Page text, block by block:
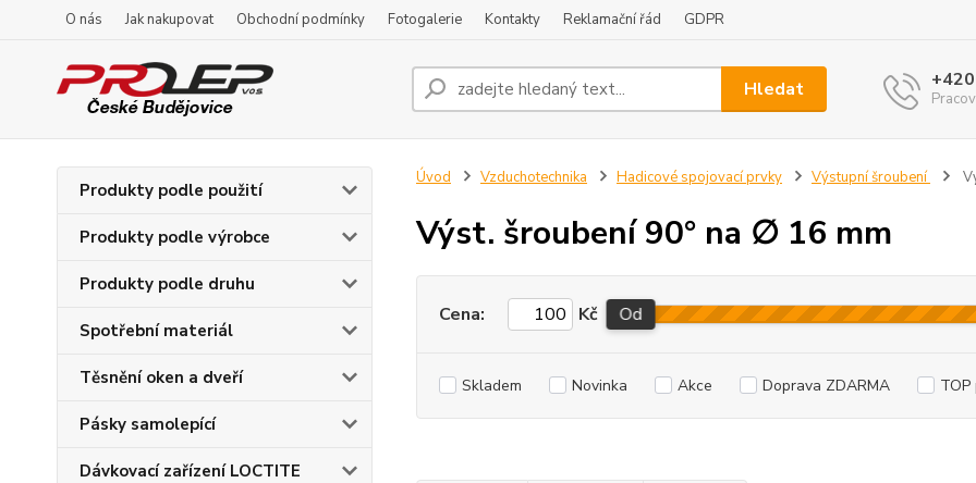
O nás Jak nakupovat Obchodní podmínky Fotogalerie Kontakty Reklamační řád GDPR
Hledat
Produkty podle použití
Produkty podle výrobce
Produkty podle druhu
Spotřební materiál
Těsnění oken a dveří
Pásky samolepící
Dávkovací zařízení LOCTITE
Úvod Vzduchotechnika Hadicové spojovací prvky Výstupní šroubení
Výst. šroubení 90° na ∅ 16 mm
Cena: Kč Od
Skladem Novinka Akce Doprava ZDARMA